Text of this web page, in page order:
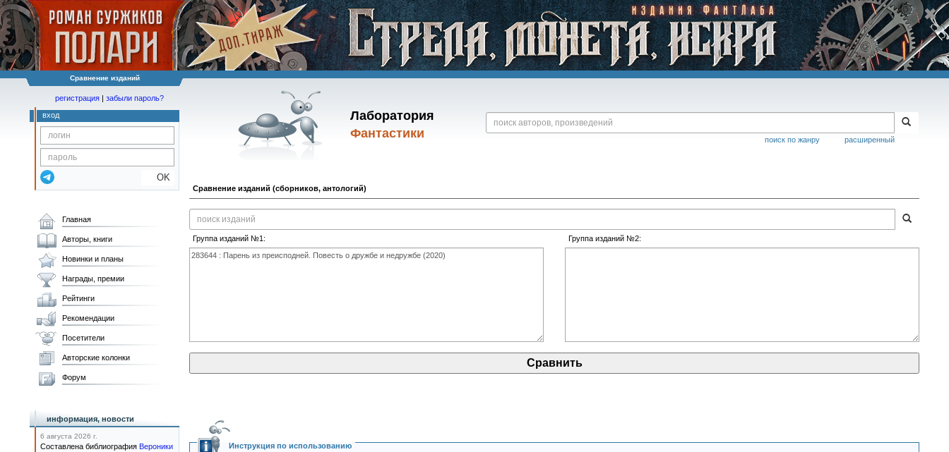
Сравнение изданий
Лаборатория
Фантастики
расширенный
поиск по жанру
регистрация | забыли пароль?
вход
OK
Сравнение изданий (сборников, антологий)
Группа изданий №1: Группа изданий №2:
Инструкция по использованию
Главная
Авторы, книги
Новинки и планы
Награды, премии
Рейтинги
Рекомендации
Посетители
Авторские колонки
Форум
информация, новости
6 августа 2026 г.
Составлена библиография Вероники